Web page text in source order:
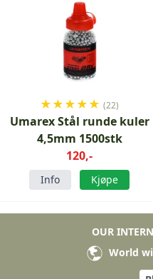
★★★★★ (22)
Umarex Stål runde kuler
4,5mm 1500stk
120,-
Info Kjøpe
OUR
World